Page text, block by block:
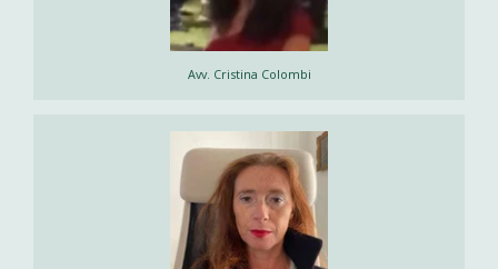
Avv. Cristina Colombi